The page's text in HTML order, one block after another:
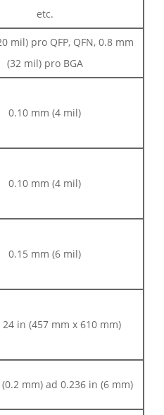
etc.
mil) pro QFP, QFN, 0.8 mm
(32 mil) pro BGA
0.10 mm (4 mil)
0.10 mm (4 mil)
0.15 mm (6 mil)
24 in (457 mm x 610 mm)
mm) ad 0.236 in (6 mm)